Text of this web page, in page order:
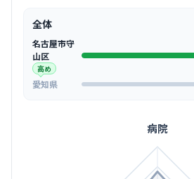
全体
名古屋市守
山区
高め
愛知県
病院